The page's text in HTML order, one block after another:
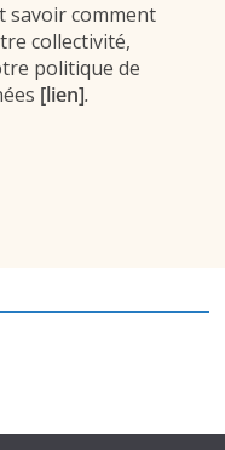
savoir comment
collectivité,
politique de
[lien].